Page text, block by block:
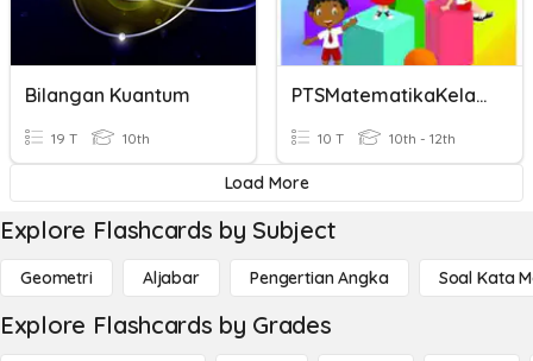
Bilangan Kuantum
19 T 10th
PTSMatematikaKelas6Semester1
10 T 10th - 12th
Load More
Explore Flashcards by Subject
Geometri Aljabar Pengertian Angka Soal Kata
Explore Flashcards by Grades